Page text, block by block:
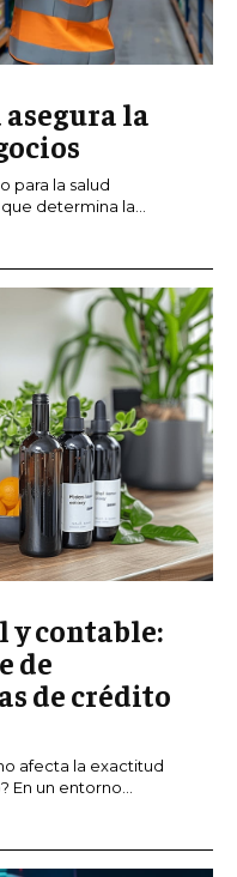
la
para la salud
determina la...
contable:
de
de crédito
afecta la exactitud
un entorno...